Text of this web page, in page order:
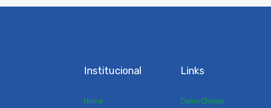
Institucional
Home
Links
Como Chegar